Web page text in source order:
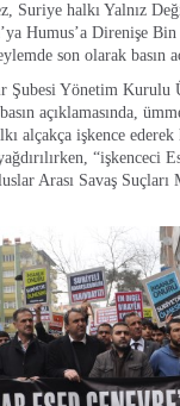
Suriye halkı Yalnız
Humus’a Direnişe Bin
son olarak basın
Şubesi Yönetim Kurulu
açıklamasında,
alçakça işkence
“işkenceci
Arası Savaş Suçları